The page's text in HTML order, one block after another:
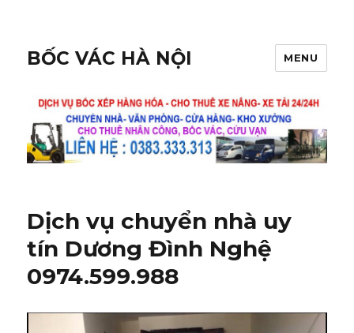
BỐC VÁC HÀ NỘI MENU
Dịch vụ chuyển nhà uy
tín Dương Đình Nghệ
0974.599.988